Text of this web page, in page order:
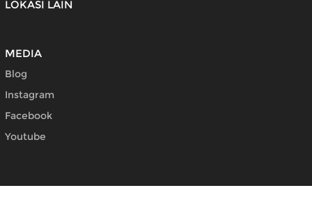
LOKASI LAIN
MEDIA
Blog
Instagram
Facebook
Youtube